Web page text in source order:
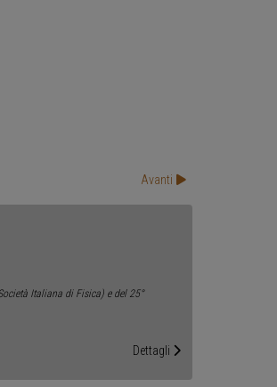
Avanti
Italiana di Fisica) e del 25°
Dettagli